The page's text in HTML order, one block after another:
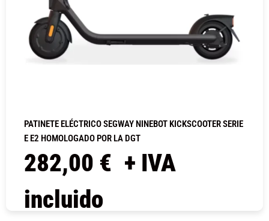
PATINETE ELÉCTRICO SEGWAY NINEBOT KICKSCOOTER SERIE
E E2 HOMOLOGADO POR LA DGT
282,00 € + IVA
incluido